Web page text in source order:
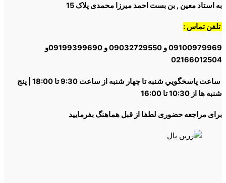
به استاد معین , بن بست احمد میرزا محمدی پلاک 15
تلفن تماس :
09100979969 و 09032729550 و 09199399690و
02166012504
ساعت پاسخگويي شنبه تا چهار شنبه از ساعت 9:30 تا 18:00 | پنج
شنبه ها از 10:30 تا 16:00
برای مراجعه حضوری لطفا از قبل هماهنگ بفرمایید